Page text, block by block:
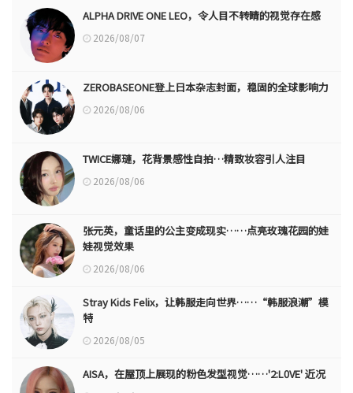
ALPHA DRIVE ONE LEO，令人目不转睛的视觉存在感
2026/08/07
ZEROBASEONE登上日本杂志封面，稳固的全球影响力
2026/08/06
TWICE娜璉，花背景感性自拍…精致妆容引人注目
2026/08/06
张元英，童话里的公主变成现实……点亮玫瑰花园的娃
娃视觉效果
2026/08/06
Stray Kids Felix，让韩服走向世界……“韩服浪潮”模
特
2026/08/05
AISA，在屋顶上展现的粉色发型视觉……'2:L0VE' 近况